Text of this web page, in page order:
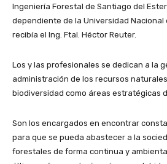
Ingeniería Forestal de Santiago del
dependiente de la Universidad Nacional
recibía el Ing. Ftal. Héctor Reuter.
Los y las profesionales se dedican a la
administración de los recursos
biodiversidad como áreas estratégicas
Son los encargados en encontrar
para que se pueda abastecer a la
forestales de forma continua y